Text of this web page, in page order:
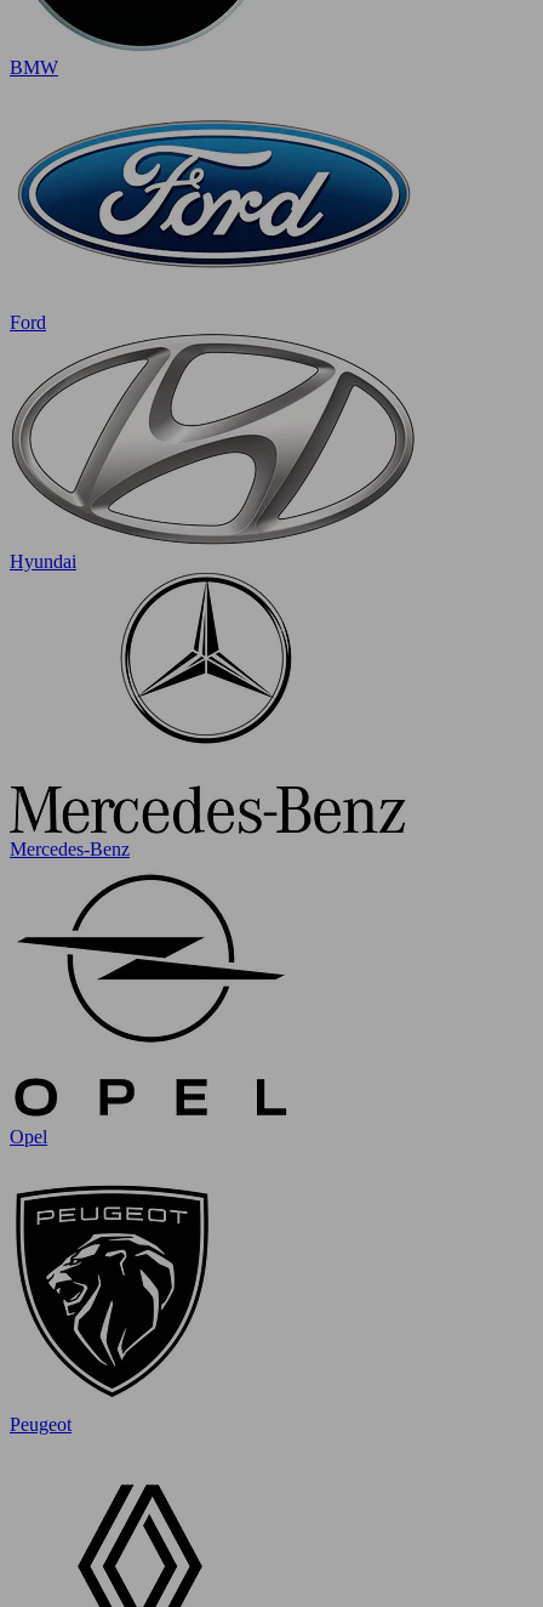
BMW
Ford
Hyundai
Mercedes-Benz
Opel
Peugeot